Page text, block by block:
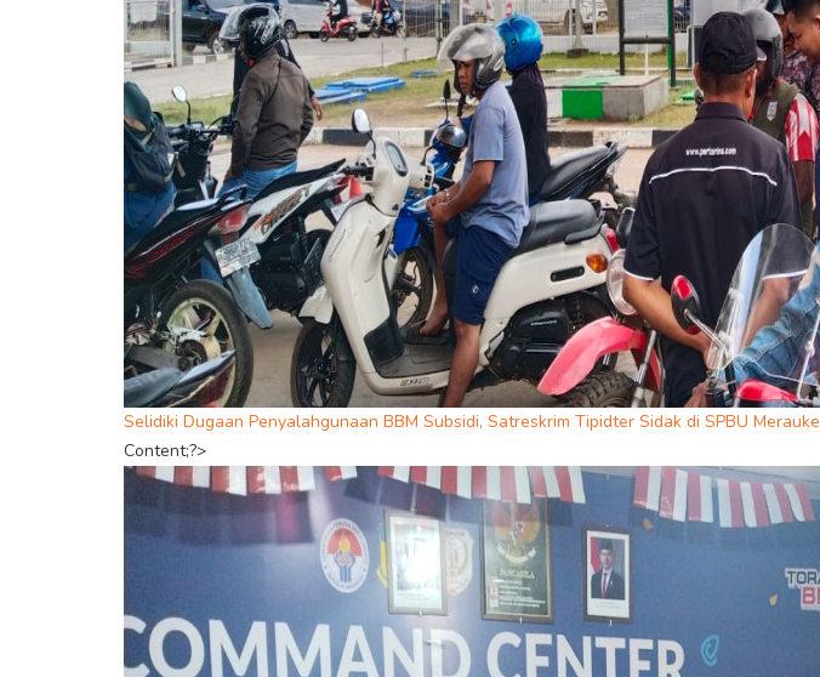
Selidiki Dugaan Penyalahgunaan BBM Subsidi, Satreskrim Tipidter Sidak di SPBU Merauke
Content;?>